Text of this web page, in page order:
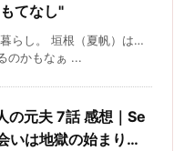
てなし"
らし。 垣根（夏帆）は…
のかもなぁ ...
の元夫 7話 感想｜Se
いは地獄の始まり…